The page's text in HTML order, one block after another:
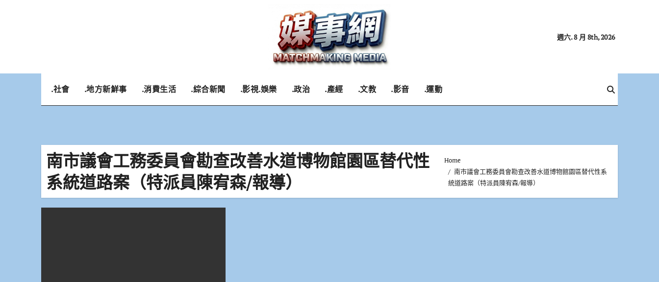
週六. 8 月 8th, 2026
.社會 .地方新鮮事 .消費生活 .綜合新聞 .影視.娛樂 .政治 .產經 .文教 .影音 .運動
南市議會工務委員會勘查改善水道博物館園區替代性
系統道路案（特派員陳宥森/報導）
Home
南市議會工務委員會勘查改善水道博物館園區替代性系
統道路案（特派員陳宥森/報導）